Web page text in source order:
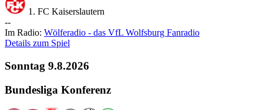
1. FC Kaiserslautern
--
Im Radio: Wölferadio - das VfL Wolfsburg Fanradio
Details zum Spiel
Sonntag 9.8.2026
Bundesliga Konferenz